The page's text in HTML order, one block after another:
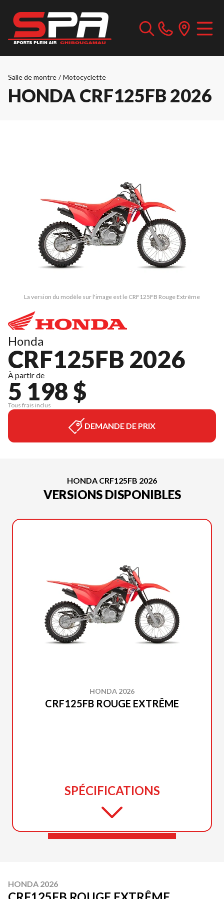
Salle de montre / Motocyclette
HONDA CRF125FB 2026
La version du modèle sur l'image est le CRF125FB Rouge Extrême
Honda
CRF125FB 2026
À partir de
5 198 $
Tous frais inclus
DEMANDE DE PRIX
HONDA CRF125FB 2026
VERSIONS DISPONIBLES
HONDA 2026
CRF125FB ROUGE EXTRÊME
SPÉCIFICATIONS
HONDA 2026